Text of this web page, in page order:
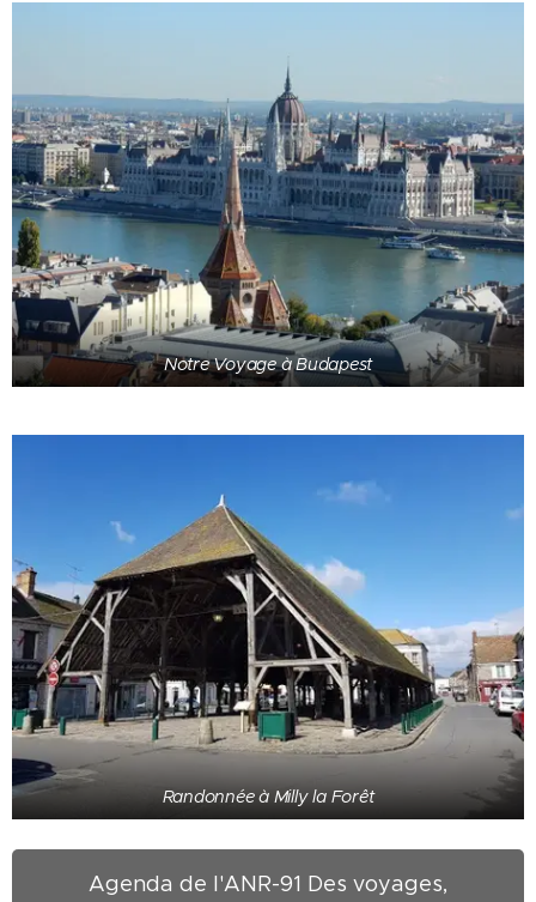
Notre Voyage à Budapest
Randonnée à Milly la Forêt
Agenda de l'ANR-91 Des voyages,